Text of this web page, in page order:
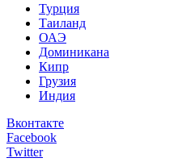
Турция
Таиланд
ОАЭ
Доминикана
Кипр
Грузия
Индия
Вконтакте
Facebook
Twitter